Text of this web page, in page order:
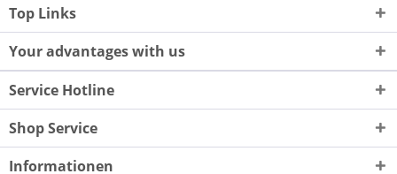
Top Links
Your advantages with us
Service Hotline
Shop Service
Informationen